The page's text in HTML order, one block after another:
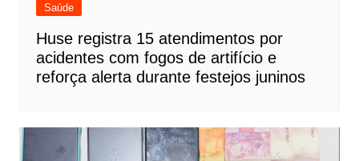
Saúde
Huse registra 15 atendimentos por
acidentes com fogos de artifício e
reforça alerta durante festejos juninos